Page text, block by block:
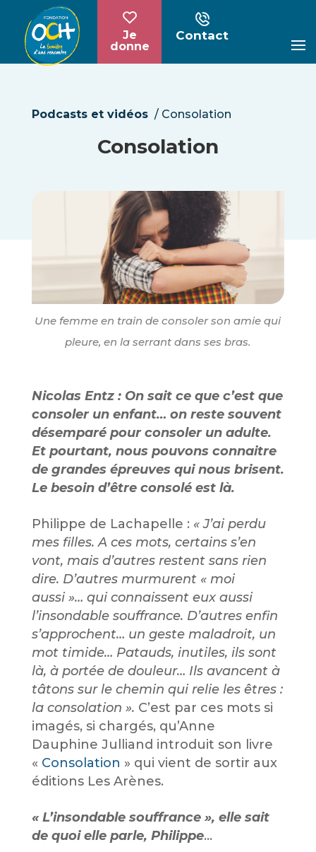
Je
donne
Contact
Podcasts et vidéos / Consolation
Consolation
Une femme en train de consoler son amie qui
pleure, en la serrant dans ses bras.
Nicolas Entz : On sait ce que c’est que
consoler un enfant… on reste souvent
désemparé pour consoler un adulte.
Et pourtant, nous pouvons connaitre
de grandes épreuves qui nous brisent.
Le besoin d’être consolé est là.
Philippe de Lachapelle : « J’ai perdu
mes filles. A ces mots, certains s’en
vont, mais d’autres restent sans rien
dire. D’autres murmurent « moi
aussi »… qui connaissent eux aussi
l’insondable souffrance. D’autres enfin
s’approchent… un geste maladroit, un
mot timide… Patauds, inutiles, ils sont
là, à portée de douleur… Ils avancent à
tâtons sur le chemin qui relie les êtres :
la consolation ». C’est par ces mots si
imagés, si chargés, qu’Anne
Dauphine Julliand introduit son livre
« Consolation » qui vient de sortir aux
éditions Les Arènes.
« L’insondable souffrance », elle sait
de quoi elle parle, Philippe…